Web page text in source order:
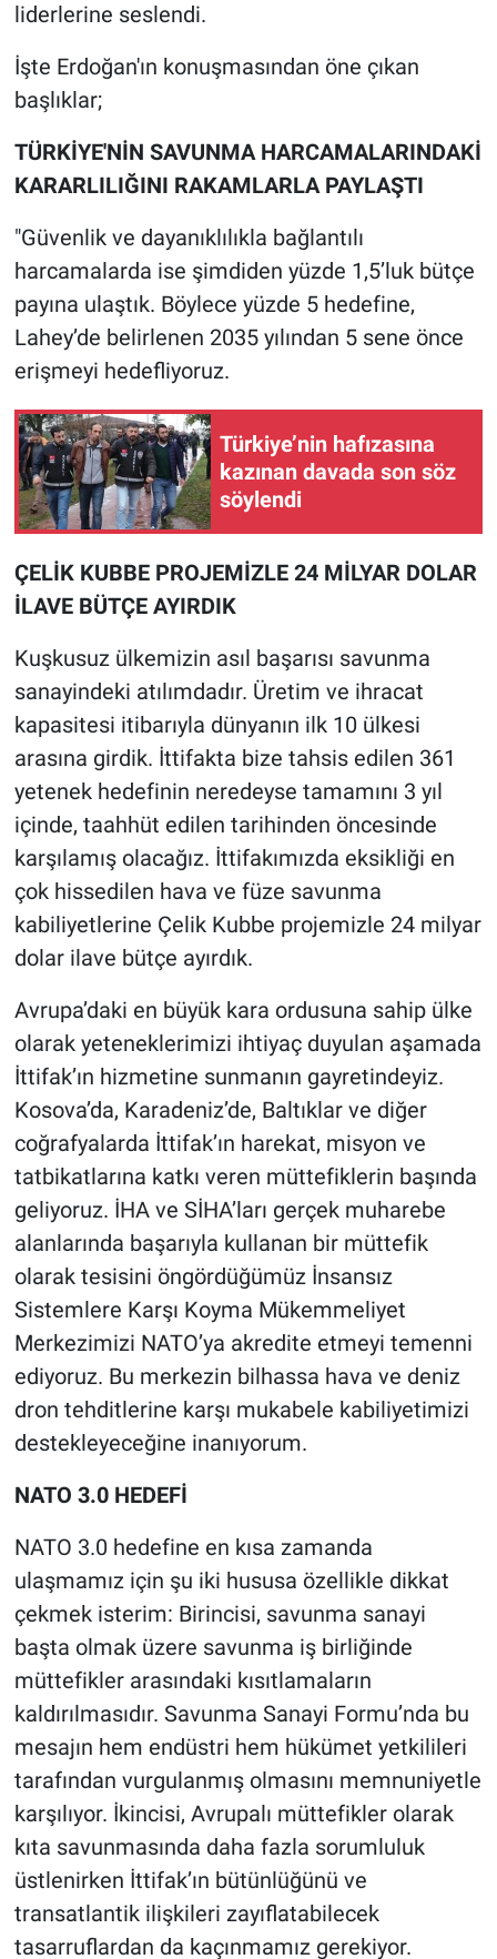
liderlerine seslendi.
İşte Erdoğan'ın konuşmasından öne çıkan
başlıklar;
TÜRKİYE'NİN SAVUNMA HARCAMALARINDAKİ
KARARLILIĞINI RAKAMLARLA PAYLAŞTI
"Güvenlik ve dayanıklılıkla bağlantılı
harcamalarda ise şimdiden yüzde 1,5’luk bütçe
payına ulaştık. Böylece yüzde 5 hedefine,
Lahey’de belirlenen 2035 yılından 5 sene önce
erişmeyi hedefliyoruz.
Türkiye’nin hafızasına
kazınan davada son söz
söylendi
ÇELİK KUBBE PROJEMİZLE 24 MİLYAR DOLAR
İLAVE BÜTÇE AYIRDIK
Kuşkusuz ülkemizin asıl başarısı savunma
sanayindeki atılımdadır. Üretim ve ihracat
kapasitesi itibarıyla dünyanın ilk 10 ülkesi
arasına girdik. İttifakta bize tahsis edilen 361
yetenek hedefinin neredeyse tamamını 3 yıl
içinde, taahhüt edilen tarihinden öncesinde
karşılamış olacağız. İttifakımızda eksikliği en
çok hissedilen hava ve füze savunma
kabiliyetlerine Çelik Kubbe projemizle 24 milyar
dolar ilave bütçe ayırdık.
Avrupa’daki en büyük kara ordusuna sahip ülke
olarak yeteneklerimizi ihtiyaç duyulan aşamada
İttifak’ın hizmetine sunmanın gayretindeyiz.
Kosova’da, Karadeniz’de, Baltıklar ve diğer
coğrafyalarda İttifak’ın harekat, misyon ve
tatbikatlarına katkı veren müttefiklerin başında
geliyoruz. İHA ve SİHA’ları gerçek muharebe
alanlarında başarıyla kullanan bir müttefik
olarak tesisini öngördüğümüz İnsansız
Sistemlere Karşı Koyma Mükemmeliyet
Merkezimizi NATO’ya akredite etmeyi temenni
ediyoruz. Bu merkezin bilhassa hava ve deniz
dron tehditlerine karşı mukabele kabiliyetimizi
destekleyeceğine inanıyorum.
NATO 3.0 HEDEFİ
NATO 3.0 hedefine en kısa zamanda
ulaşmamız için şu iki hususa özellikle dikkat
çekmek isterim: Birincisi, savunma sanayi
başta olmak üzere savunma iş birliğinde
müttefikler arasındaki kısıtlamaların
kaldırılmasıdır. Savunma Sanayi Formu’nda bu
mesajın hem endüstri hem hükümet yetkilileri
tarafından vurgulanmış olmasını memnuniyetle
karşılıyor. İkincisi, Avrupalı müttefikler olarak
kıta savunmasında daha fazla sorumluluk
üstlenirken İttifak’ın bütünlüğünü ve
transatlantik ilişkileri zayıflatabilecek
tasarruflardan da kaçınmamız gerekiyor.